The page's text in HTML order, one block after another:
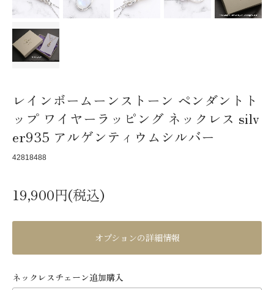
レインボームーンストーン ペンダントト
ップ ワイヤーラッピング ネックレス silv
er935 アルゲンティウムシルバー
42818488
19,900円(税込)
オプションの詳細情報
ネックレスチェーン追加購入